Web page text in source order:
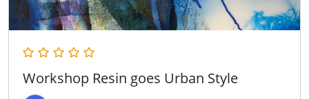
Workshop Resin goes Urban Style